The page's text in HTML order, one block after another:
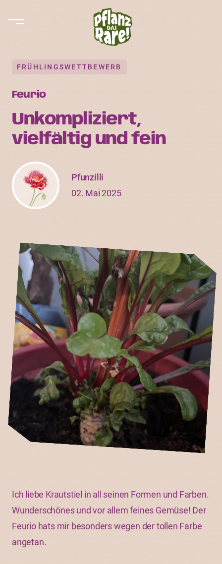
FRÜHLINGSWETTBEWERB
Feurio
Unkompliziert,
vielfältig und fein
Pfunzilli
02. Mai 2025
Ich liebe Krautstiel in all seinen Formen und Farben.
Wunderschönes und vor allem feines Gemüse! Der
Feurio hats mir besonders wegen der tollen Farbe
angetan.